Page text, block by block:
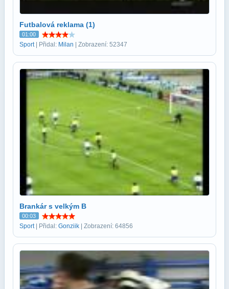
Futbalová reklama (1)
01:00
Sport| Přidal: Milan | Zobrazení: 52347
Brankár s velkým B
00:03
Sport| Přidal: Gonziik | Zobrazení: 64856